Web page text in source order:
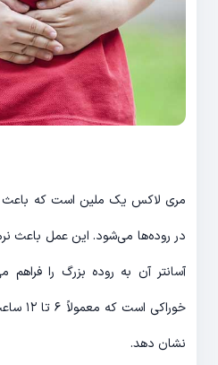
مری لاکس یک ملین است که باعث
در روده‌ها می‌شود. این عمل باعث
آسانتر آن به روده بزرگ را
خوراکی
نشان دهد.